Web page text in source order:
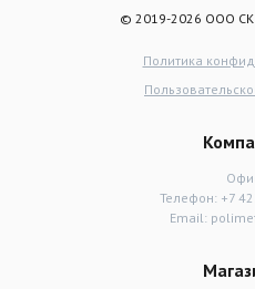
© 2019-2026 ООО СК
Политика
Телефон: +7
Email: